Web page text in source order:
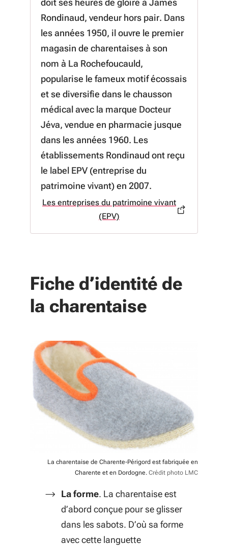
doit ses heures de gloire à James
Rondinaud, vendeur hors pair. Dans
les années 1950, il ouvre le premier
magasin de charentaises à son
nom à La Rochefoucauld,
popularise le fameux motif écossais
et se diversifie dans le chausson
médical avec la marque Docteur
Jéva, vendue en pharmacie jusque
dans les années 1960. Les
établissements Rondinaud ont reçu
le label EPV (entreprise du
patrimoine vivant) en 2007.
Les entreprises du patrimoine vivant
(EPV)à propos de Les entreprises
Fiche d’identité de
la charentaise
La charentaise de Charente-Périgord est fabriquée en
Charente et en Dordogne. Crédit photo LMC
La forme. La charentaise est
d’abord conçue pour se glisser
dans les sabots. D’où sa forme
avec cette languette